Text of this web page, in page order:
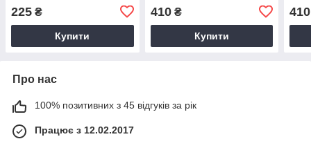
225 ₴
Купити
410₴
Купити
410
Про нас
100% позитивних з 45 відгуків за рік
Працює з 12.02.2017